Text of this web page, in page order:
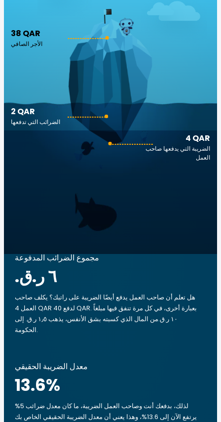
38 QAR
الأجر الصافي
4 QAR
الضريبة التي يدفعها صاحب
العمل
2 QAR
الضرائب التي تدفعها
مجموع الضرائب المدفوعة
هل تعلم أن صاحب العمل يدفع أيضًا الضريبة على راتبك؟ يكلف صاحب
العمل 4 QAR لدفع 40 QAR. بعبارة أخرى، في كل مرة تنفق فيها مبلغاً
‏١٠ ر.ق.‏من المال الذي كسبته بشق الأنفس، يذهب ‏١٫٥ ر.ق.‏ إلى
الحكومة.
معدل الضريبة الحقيقي
13.6%
لذلك، بدفعك أنت وصاحب العمل الضريبة، ما كان معدل ضرائب 5%
يرتفع الآن إلى 13.6%، وهذا يعني أن معدل الضريبة الحقيقي الخاص بك